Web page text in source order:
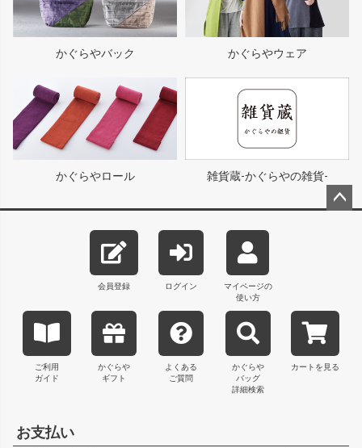
かぐらやバック かぐらやウェア
かぐらやロール 雑貨蔵-かぐらやの雑貨-
会員登録 ログイン
マイページの
使い方
ご利用
ガイド
かぐらや
ギフト
よくある
ご質問
かぐらや
バッグ
詳細検索
カートを見る
お支払い